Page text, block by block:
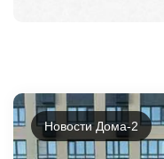
Новости Дома-2